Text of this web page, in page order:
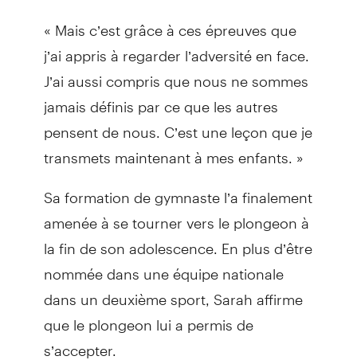
« Mais c’est grâce à ces épreuves que
j’ai appris à regarder l’adversité en face.
J’ai aussi compris que nous ne sommes
jamais définis par ce que les autres
pensent de nous. C’est une leçon que je
transmets maintenant à mes enfants. »
Sa formation de gymnaste l’a finalement
amenée à se tourner vers le plongeon à
la fin de son adolescence. En plus d’être
nommée dans une équipe nationale
dans un deuxième sport, Sarah affirme
que le plongeon lui a permis de
s’accepter.